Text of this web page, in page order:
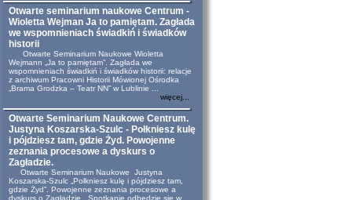
Otwarte seminarium naukowe Centrum -
Wioletta Wejman Ja to pamiętam. Zagłada
we wspomnieniach świadkiń i świadków
historii
Otwarte Seminarium Naukowe Wioletta
Wejmann „Ja to pamiętam”. Zagłada we
wspomnieniach świadkiń i świadków historii: relacje
z archiwum Pracowni Historii Mówionej Ośrodka
„Brama Grodzka – Teatr NN” w Lublinie ...
więcej...
Otwarte Seminarium Naukowe Centrum.
Justyna Koszarska-Szulc - Połkniesz kulę
i pójdziesz tam, gdzie Żyd. Powojenne
zeznania procesowe a dyskurs o
Zagładzie.
Otwarte Seminarium Naukowe Justyna
Koszarska-Szulc „Połkniesz kulę i pójdziesz tam,
gdzie Żyd”. Powojenne zeznania procesowe a
dyskurs o Zagładzie Spotkanie odbędzie się w